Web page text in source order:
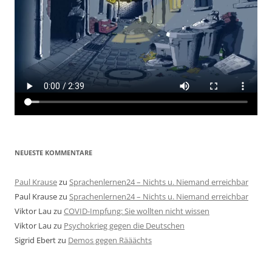
NEUESTE KOMMENTARE
Paul Krausezu Sprachenlernen24 – Nichts u. Niemand erreichbar
Paul Krausezu Sprachenlernen24 – Nichts u. Niemand erreichbar
Viktor Lau zu COVID-Impfung: Sie wollten nicht wissen
Viktor Lau zu Psychokrieg gegen die Deutschen
Sigrid Ebertzu Demos gegen Rääächts